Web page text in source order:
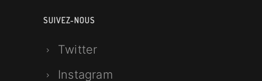
SUIVEZ-NOUS
Twitter
Instagram